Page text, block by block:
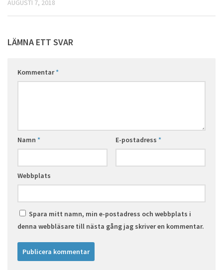
AUGUSTI 7, 2018
LÄMNA ETT SVAR
Kommentar*
Namn * E-postadress *
Webbplats
Spara mitt namn, min e-postadress och webbplats i
denna webbläsare till nästa gång jag skriver en kommentar.